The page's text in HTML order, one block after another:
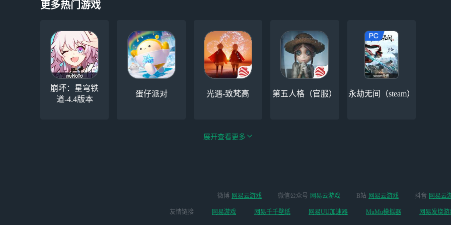
更多热门游戏
崩坏：星穹铁
道-4.4版本
蛋仔派对 光遇-致梵高 第五人格（官服） 永劫无间（steam）
版本开启 ）
云手机 阴阳师
绝区零-周年庆（手
游排队可先前往端
游游玩）
展开查看更多
微博 网易云游戏 微信公众号 网易云游戏 B站 网易云游戏 抖音 网易云
友情链接 网易游戏 网易千千壁纸 网易UU加速器 MuMu模拟器 网易发烧游